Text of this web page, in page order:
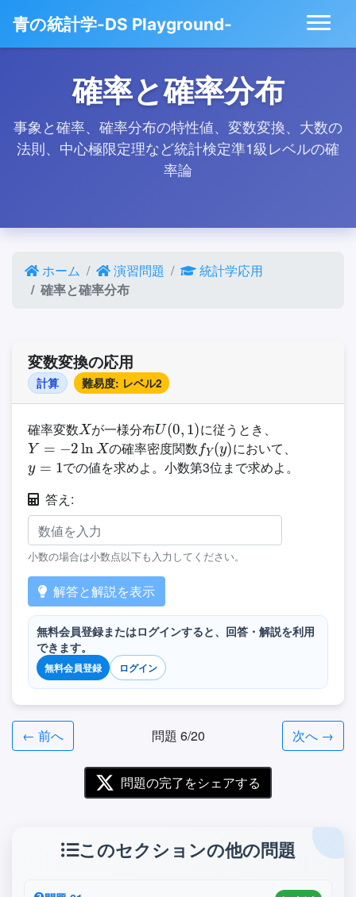
青の統計学-DS Playground-
確率と確率分布
事象と確率、確率分布の特性値、変数変換、大数の
法則、中心極限定理など統計検定準1級レベルの確
率論
ホーム 演習問題
統計学応用
確率と確率分布
変数変換の応用
計算 難易度: レベル2
確率変数 が一様分布
)
に従うとき、
Y=−2lnX
の確率密度関数
fY(y)
において、
y 1
での値を求めよ。小数第3位まで求めよ。
答え:
小数の場合は小数点以下も入力してください。
解答と解説を表示
無料会員登録またはログインすると、回答・解説を利用
できます。
無料会員登録 ログイン
← 前へ 問題 6/20 次へ →
問題の完了をシェアする
このセクションの他の問題